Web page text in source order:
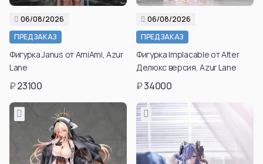
06/08/2026
ПРЕДЗАКАЗ
Фигурка Janus от AmiAmi, Azur
Lane
₽23100
06/08/2026
ПРЕДЗАКАЗ
Фигурка Implacable от Alter
Делюкс версия, Azur Lane
₽34000